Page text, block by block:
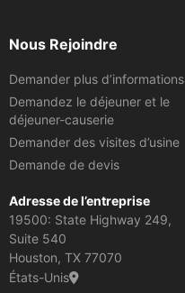
Nous Rejoindre
Demander plus d’informations
Demandez le déjeuner et le
déjeuner-causerie
Demander des visites d’usine
Demande de devis
Adresse de l’entreprise
19500: State Highway 249,
Suite 540
Houston, TX 77070
États-Unis